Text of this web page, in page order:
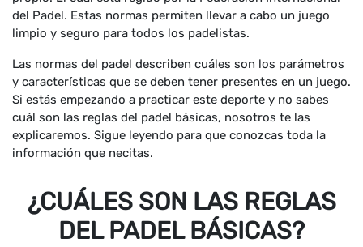
del Padel. Estas normas permiten llevar a cabo un juego
limpio y seguro para todos los padelistas.
Las normas del padel describen cuáles son los parámetros
y características que se deben tener presentes en un juego.
Si estás empezando a practicar este deporte y no sabes
cuál son las reglas del padel básicas, nosotros te las
explicaremos. Sigue leyendo para que conozcas toda la
información que necitas.
¿CUÁLES SON LAS REGLAS
DEL PADEL BÁSICAS?